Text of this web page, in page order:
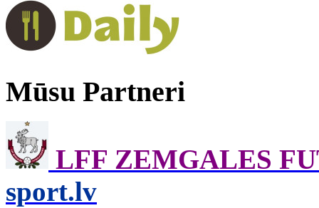
Mūsu Partneri
LFF ZEMGALES
sport.lv